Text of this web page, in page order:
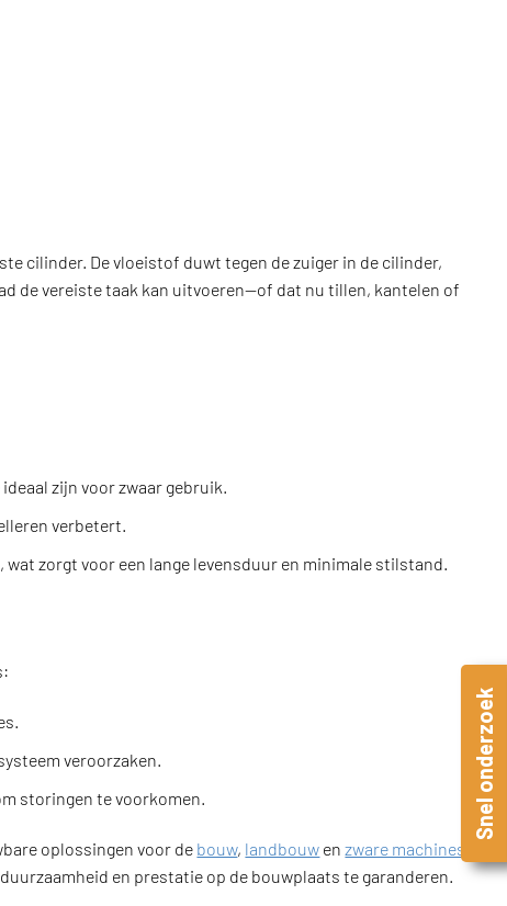
cilinder. De vloeistof duwt tegen de zuiger in de cilinder,
de vereiste taak kan uitvoeren—of dat nu tillen, kantelen of
zijn voor zwaar gebruik.
verbetert.
zorgt voor een lange levensduur en minimale stilstand.
veroorzaken.
storingen te voorkomen.
oplossingen voor de bouw, landbouw enzware machines
en prestatie op de bouwplaats te garanderen.
Snel onderzoek